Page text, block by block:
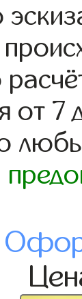
от 7